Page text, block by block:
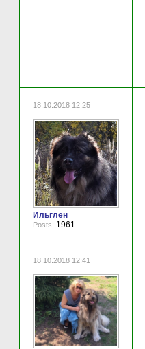
18.10.2018 12:25
Ильглен
Posts: 1961
18.10.2018 12:41